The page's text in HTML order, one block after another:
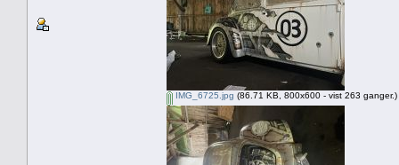
IMG_6725.jpg (86.71 KB, 800x600 - vist 263 ganger.)